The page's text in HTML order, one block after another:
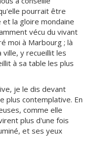
pourrait être
la gloire mondaine
vécu du vivant
moi à Marbourg ; là
ville, y recueillit les
à sa table les plus
je le dis devant
plus contemplative. En
comme elle
plus d'une fois
et ses yeux